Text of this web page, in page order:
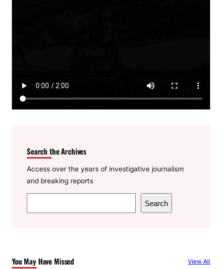
Search the Archives
Access over the years of investigative journalism
and breaking reports
e
h
Search
You May Have Missed View All